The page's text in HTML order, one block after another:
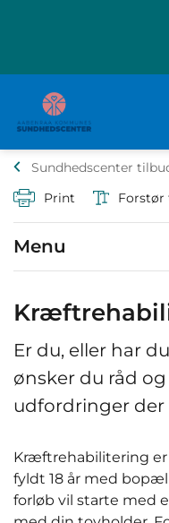
Sundhedscenter
Print
Forstør
Menu
Er du, eller har
ønsker du råd
udfordringer der
Kræftrehabilitering
fyldt 18 år med
forløb vil starte med